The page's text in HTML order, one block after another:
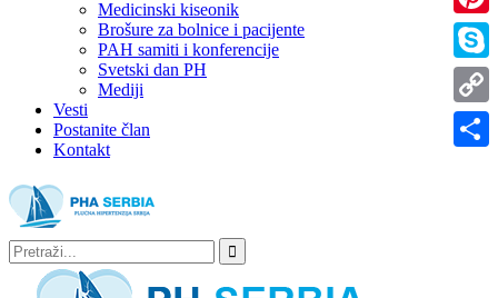
Medicinski kiseonik
Brošure za bolnice i pacijente
PAH samiti i konferencije
Svetski dan PH
Mediji
Vesti
Postanite član
Kontakt
Skype
Copy